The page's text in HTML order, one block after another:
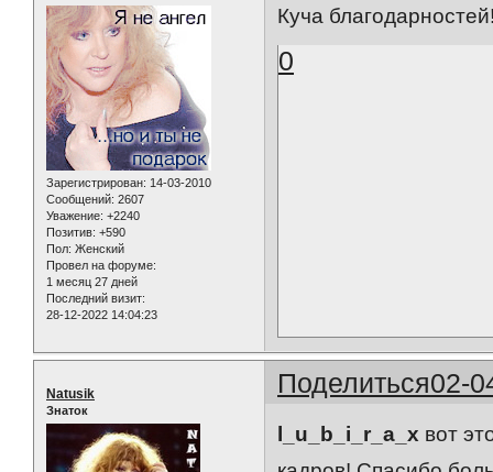
Зарегистрирован: 14-03-2010
Сообщений: 2607
Уважение: +2240
Позитив: +590
Пол: Женский
Провел на форуме:
1 месяц 27 дней
Последний визит:
28-12-2022 14:04:23
Куча
0
Поделиться02-
Natusik
Знаток
l_u_b_i_r_a_x вот